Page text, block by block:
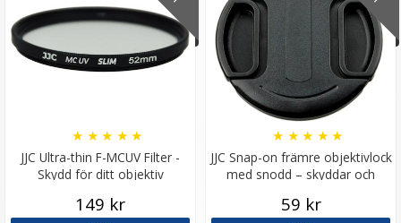
JJC Ultra-thin F-MCUV Filter -
Skydd för ditt objektiv
★ ★ ★ ★ ★
149 kr
JJC Snap-on främre objektivlock
med snodd – skyddar och
★ ★ ★ ★ ★
59 kr